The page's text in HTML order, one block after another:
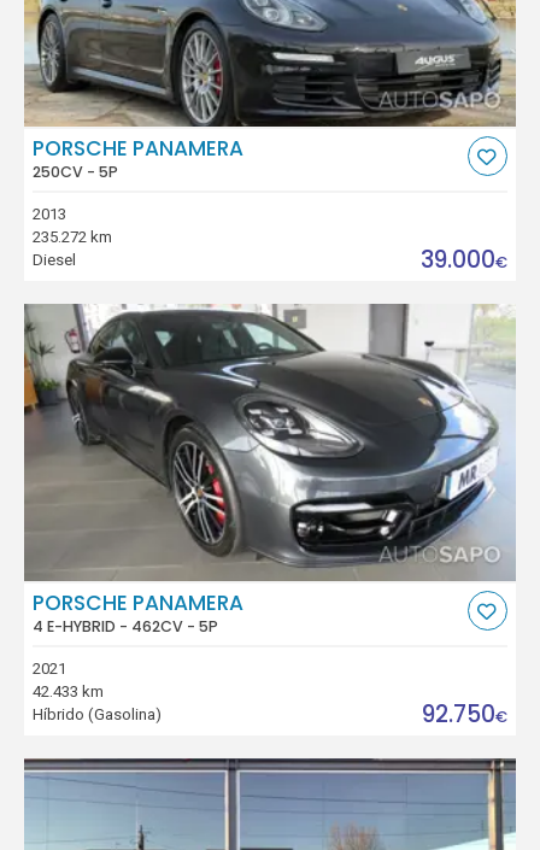
PORSCHE PANAMERA
250CV - 5P
2013
235.272 km
Diesel
39.000€
PORSCHE PANAMERA
4 E-HYBRID - 462CV - 5P
2021
42.433 km
Híbrido (Gasolina)
92.750€